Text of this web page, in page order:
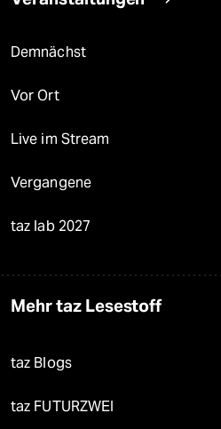
Demnächst
Vor Ort
Live im Stream
Vergangene
taz lab 2027
Mehr taz Lesestoff
taz Blogs
taz FUTURZWEI